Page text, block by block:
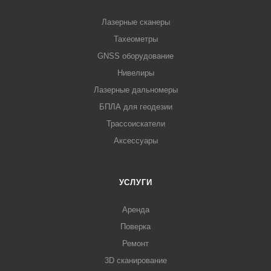
Лазерные сканеры
Тахеометры
GNSS оборудование
Нивелиры
Лазерные дальномеры
БПЛА для геодезии
Трассоискатели
Аксессуары
УСЛУГИ
Аренда
Поверка
Ремонт
3D сканирование